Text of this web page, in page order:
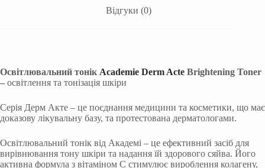
Відгуки (0)
Освітлювальний тонік Academie Derm Acte Brightening Toner
– освітлення та тонізація шкіри
Серія Дерм Акте – це поєднання медицини та косметики, що має
доказову лікувальну базу, та протестована дерматологами.
Освітлювальний тонік від Академі – це ефективний засіб для
вирівнювання тону шкіри та надання їй здорового сяйва. Його
активна формула з вітаміном С стимулює вироблення колагену,